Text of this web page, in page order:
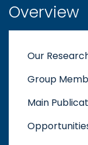
Overview
Our
Group
Main